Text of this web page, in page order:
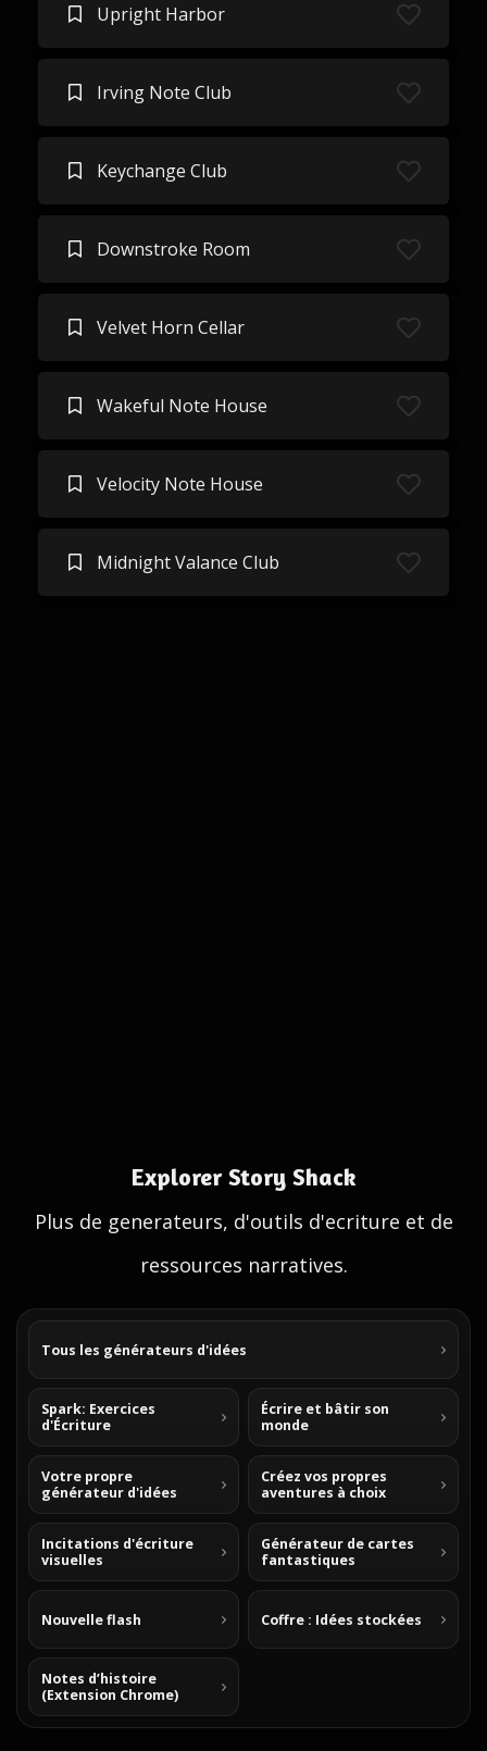
Upright Harbor
Irving Note Club
Keychange Club
Downstroke Room
Velvet Horn Cellar
Wakeful Note House
Velocity Note House
Midnight Valance Club
Explorer Story Shack
Plus de generateurs, d'outils d'ecriture et de
ressources narratives.
Tous les générateurs d'idées
Spark: Exercices
d'Écriture
Écrire et bâtir son
monde
Votre propre
générateur d'idées
Créez vos propres
aventures à choix
Incitations d'écriture
visuelles
Générateur de cartes
fantastiques
Nouvelle flash Coffre : Idées stockées
Notes d’histoire
(Extension Chrome)